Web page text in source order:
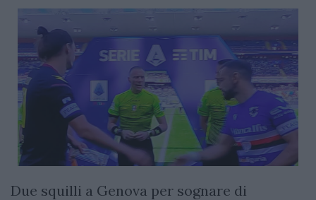
Due squilli a Genova per sognare di